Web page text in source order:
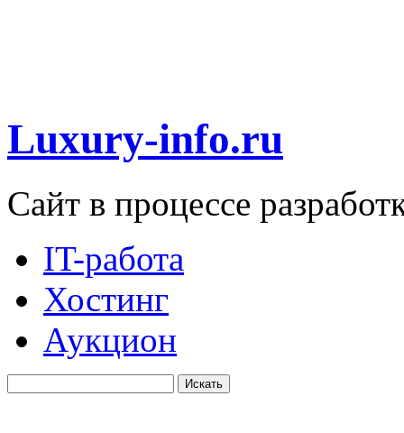
Luxury-info.ru
Сайт в процессе
IT-работа
Хостинг
Аукцион